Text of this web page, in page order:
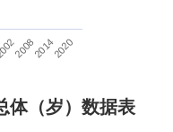
200820142020
体（岁）数据表